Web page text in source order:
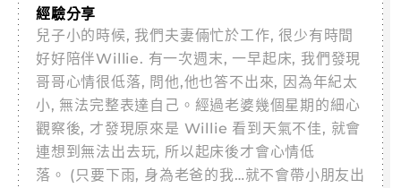
經驗分享
兒子小的時候, 我們夫妻倆忙於工作, 很少有時間
好好陪伴Willie. 有一次週末, 一早起床, 我們發現
哥哥心情很低落, 問他,他也答不出來, 因為年紀太
小, 無法完整表達自己。經過老婆幾個星期的細心
觀察後, 才發現原來是 Willie 看到天氣不佳, 就會
連想到無法出去玩, 所以起床後才會心情低
落。 (只要下雨, 身為老爸的我…就不會帶小朋友出